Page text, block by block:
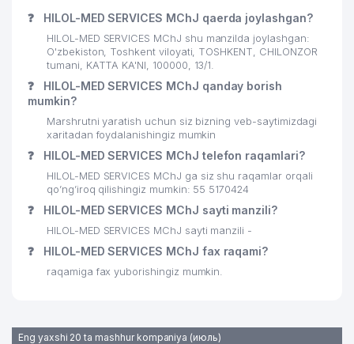
❓ HILOL-MED SERVICES MChJ qaerda joylashgan?
HILOL-MED SERVICES MChJ shu manzilda joylashgan:
O'zbekiston, Toshkent viloyati, TOSHKENT, CHILONZOR
tumani, KATTA KA'NI, 100000, 13/1.
❓
HILOL-MED SERVICES MChJ qanday borish
mumkin?
Marshrutni yaratish uchun siz bizning veb-saytimizdagi
xaritadan foydalanishingiz mumkin
❓ HILOL-MED SERVICES MChJ telefon raqamlari?
HILOL-MED SERVICES MChJ ga siz shu raqamlar orqali
qo’ng’iroq qilishingiz mumkin: 55 5170424
❓ HILOL-MED SERVICES MChJ sayti manzili?
HILOL-MED SERVICES MChJ sayti manzili -
❓ HILOL-MED SERVICES MChJ fax raqami?
raqamiga fax yuborishingiz mumkin.
Eng yaxshi 20 ta mashhur kompaniya (июль)